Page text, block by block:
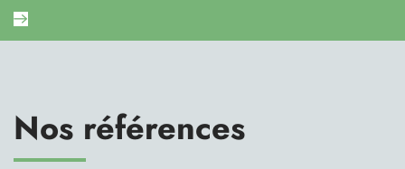
Nos références